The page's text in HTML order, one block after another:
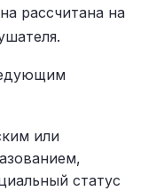
рассчитана на
или
статус